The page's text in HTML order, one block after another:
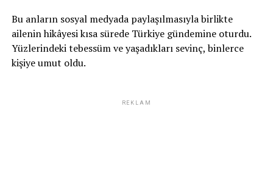
Bu anların sosyal medyada paylaşılmasıyla birlikte
ailenin hikâyesi kısa sürede Türkiye gündemine oturdu.
Yüzlerindeki tebessüm ve yaşadıkları sevinç, binlerce
kişiye umut oldu.
REKLAM